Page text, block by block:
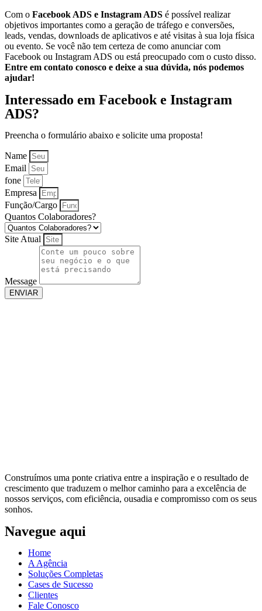
Com o Facebook ADS e Instagram ADS é possível realizar
objetivos importantes como a geração de tráfego e conversões,
leads, vendas, downloads de aplicativos e até visitas à sua loja física
ou evento. Se você não tem certeza de como anunciar com
Facebook ou Instagram ADS ou está preocupado com o custo disso.
Entre em contato conosco e deixe a sua dúvida, nós podemos
ajudar!
Interessado em Facebook e Instagram
ADS?
Preencha o formulário abaixo e solicite uma proposta!
Name
Email
fone
Empresa
Função/Cargo
Quantos Colaboradores?
Site Atual
Message
ENVIAR
Construímos uma ponte criativa entre a inspiração e o resultado de
crescimento que traduzem o melhor caminho para a excelência de
nossos serviços, com eficiência, ousadia e compromisso com os seus
sonhos.
Navegue aqui
Home
A Agência
Soluções Completas
Cases de Sucesso
Clientes
Fale Conosco